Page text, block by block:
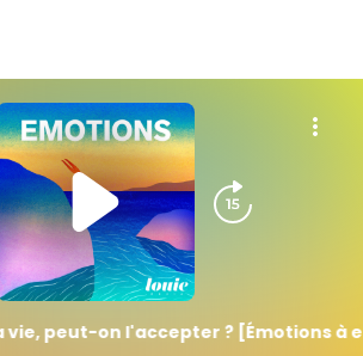
peut-on l'accepter ? [Émotions à